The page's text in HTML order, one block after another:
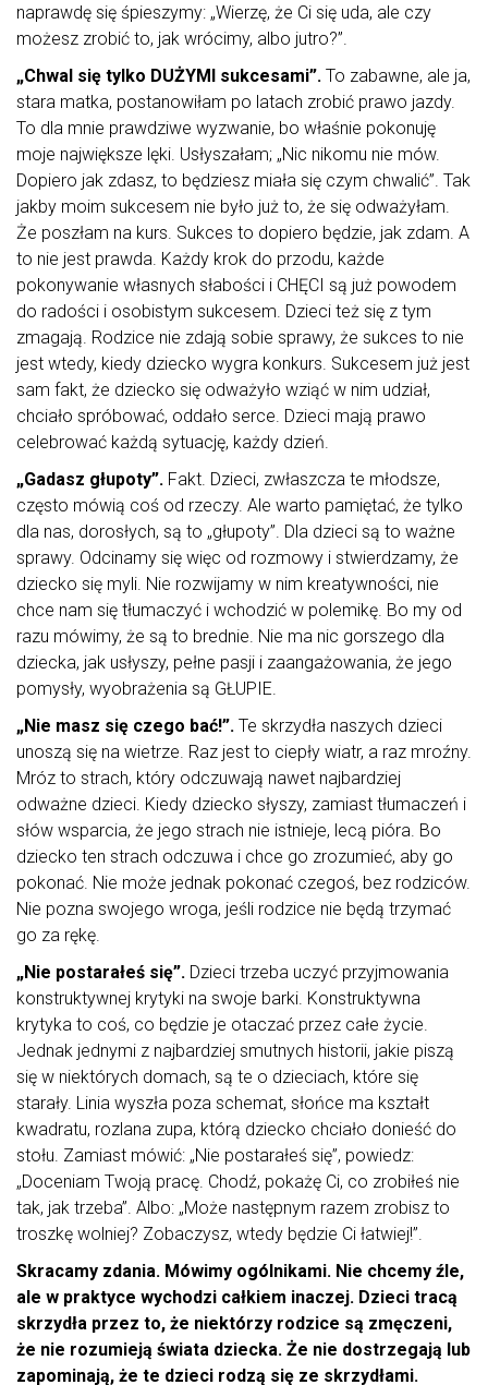
naprawdę się śpieszymy: „Wierzę, że Ci się uda, ale czy
możesz zrobić to, jak wrócimy, albo jutro?”.
„Chwal się tylko DUŻYMI sukcesami”. To zabawne, ale ja,
stara matka, postanowiłam po latach zrobić prawo jazdy.
To dla mnie prawdziwe wyzwanie, bo właśnie pokonuję
moje największe lęki. Usłyszałam; „Nic nikomu nie mów.
Dopiero jak zdasz, to będziesz miała się czym chwalić”. Tak
jakby moim sukcesem nie było już to, że się odważyłam.
Że poszłam na kurs. Sukces to dopiero będzie, jak zdam. A
to nie jest prawda. Każdy krok do przodu, każde
pokonywanie własnych słabości i CHĘCI są już powodem
do radości i osobistym sukcesem. Dzieci też się z tym
zmagają. Rodzice nie zdają sobie sprawy, że sukces to nie
jest wtedy, kiedy dziecko wygra konkurs. Sukcesem już jest
sam fakt, że dziecko się odważyło wziąć w nim udział,
chciało spróbować, oddało serce. Dzieci mają prawo
celebrować każdą sytuację, każdy dzień.
„Gadasz głupoty”. Fakt. Dzieci, zwłaszcza te młodsze,
często mówią coś od rzeczy. Ale warto pamiętać, że tylko
dla nas, dorosłych, są to „głupoty”. Dla dzieci są to ważne
sprawy. Odcinamy się więc od rozmowy i stwierdzamy, że
dziecko się myli. Nie rozwijamy w nim kreatywności, nie
chce nam się tłumaczyć i wchodzić w polemikę. Bo my od
razu mówimy, że są to brednie. Nie ma nic gorszego dla
dziecka, jak usłyszy, pełne pasji i zaangażowania, że jego
pomysły, wyobrażenia są GŁUPIE.
„Nie masz się czego bać!”. Te skrzydła naszych dzieci
unoszą się na wietrze. Raz jest to ciepły wiatr, a raz mroźny.
Mróz to strach, który odczuwają nawet najbardziej
odważne dzieci. Kiedy dziecko słyszy, zamiast tłumaczeń i
słów wsparcia, że jego strach nie istnieje, lecą pióra. Bo
dziecko ten strach odczuwa i chce go zrozumieć, aby go
pokonać. Nie może jednak pokonać czegoś, bez rodziców.
Nie pozna swojego wroga, jeśli rodzice nie będą trzymać
go za rękę.
„Nie postarałeś się”. Dzieci trzeba uczyć przyjmowania
konstruktywnej krytyki na swoje barki. Konstruktywna
krytyka to coś, co będzie je otaczać przez całe życie.
Jednak jednymi z najbardziej smutnych historii, jakie piszą
się w niektórych domach, są te o dzieciach, które się
starały. Linia wyszła poza schemat, słońce ma kształt
kwadratu, rozlana zupa, którą dziecko chciało donieść do
stołu. Zamiast mówić: „Nie postarałeś się”, powiedz:
„Doceniam Twoją pracę. Chodź, pokażę Ci, co zrobiłeś nie
tak, jak trzeba”. Albo: „Może następnym razem zrobisz to
troszkę wolniej? Zobaczysz, wtedy będzie Ci łatwiej!”.
Skracamy zdania. Mówimy ogólnikami. Nie chcemy źle,
ale w praktyce wychodzi całkiem inaczej. Dzieci tracą
skrzydła przez to, że niektórzy rodzice są zmęczeni,
że nie rozumieją świata dziecka. Że nie dostrzegają lub
zapominają, że te dzieci rodzą się ze skrzydłami.